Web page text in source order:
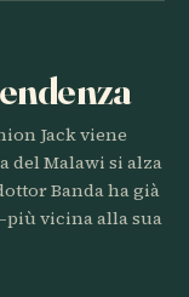
Jack viene
del Malawi si alza
Banda ha già
vicina alla sua